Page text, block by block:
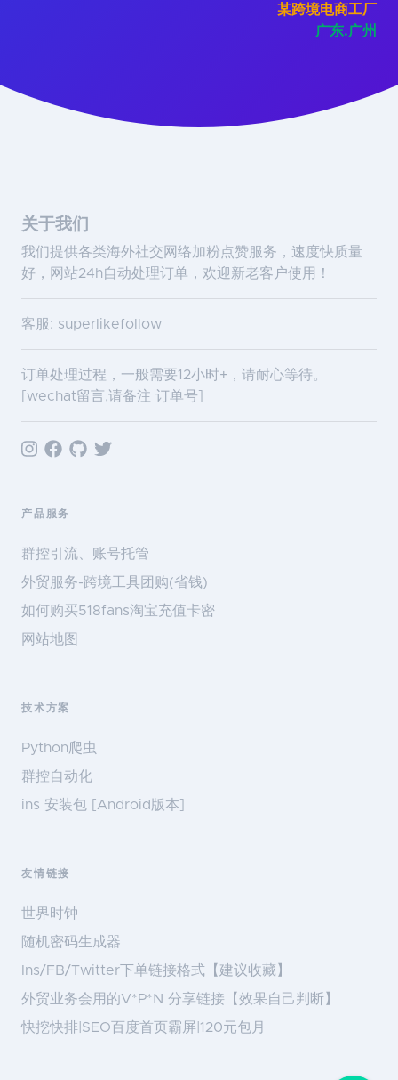
某跨境电商工厂
广东.广州
关于我们
我们提供各类海外社交网络加粉点赞服务，速度快质量
好，网站24h自动处理订单，欢迎新老客户使用！
客服: superlikefollow
订单处理过程，一般需要12小时+，请耐心等待。
[wechat留言,请备注 订单号]
产品服务
群控引流、账号托管
外贸服务-跨境工具团购(省钱)
如何购买518fans淘宝充值卡密
网站地图
技术方案
Python爬虫
群控自动化
ins 安装包 [Android版本]
友情链接
世界时钟
随机密码生成器
Ins/FB/Twitter下单链接格式【建议收藏】
外贸业务会用的V*P*N 分享链接【效果自己判断】
快挖快排|SEO百度首页霸屏|120元包月